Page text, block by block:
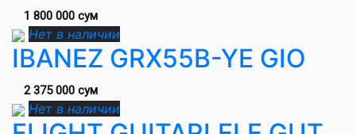
1 800 000 сум
Нет в наличии
IBANEZ GRX55B-YE GIO
2 375 000 сум
Нет в наличии